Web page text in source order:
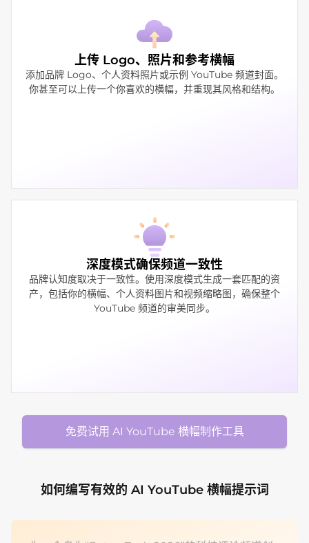
上传 Logo、照片和参考横幅
添加品牌 Logo、个人资料照片或示例 YouTube 频道封面。
你甚至可以上传一个你喜欢的横幅，并重现其风格和结构。
深度模式确保频道一致性
品牌认知度取决于一致性。使用深度模式生成一套匹配的资
产，包括你的横幅、个人资料图片和视频缩略图，确保整个
YouTube 频道的审美同步。
免费试用 AI YouTube 横幅制作工具
如何编写有效的 AI YouTube 横幅提示词